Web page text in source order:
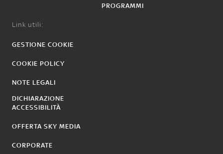
PROGRAMMI
Link utili:
GESTIONE COOKIE
COOKIE POLICY
NOTE LEGALI
DICHIARAZIONE
ACCESSIBILITÀ
OFFERTA SKY MEDIA
CORPORATE